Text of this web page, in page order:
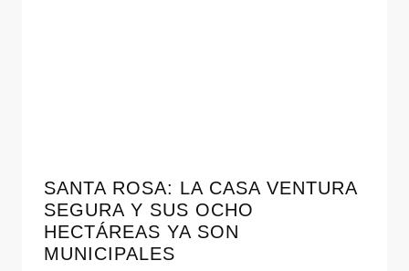
SANTA ROSA: LA CASA VENTURA
SEGURA Y SUS OCHO
HECTÁREAS YA SON
MUNICIPALES